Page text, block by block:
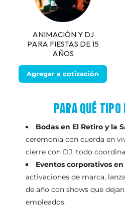
ANIMACIÓN Y DJ
PARA FIESTAS DE 15
AÑOS
Agregar a cotización
PARA QUÉ TIPO
Bodas en El Retiro y la
ceremonia con cuerda en
cierre con DJ, todo
Eventos corporativos
activaciones de marca,
de año con shows que
empleados.